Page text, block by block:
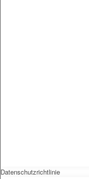
Datenschutzrichtlinie